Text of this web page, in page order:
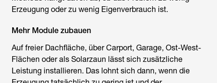
Erzeugung oder zu wenig Eigenverbrauch ist.
Mehr Module zubauen
Auf freier Dachfläche, über Carport, Garage, Ost-West-
Flächen oder als Solarzaun lässt sich zusätzliche
Leistung installieren. Das lohnt sich dann, wenn die